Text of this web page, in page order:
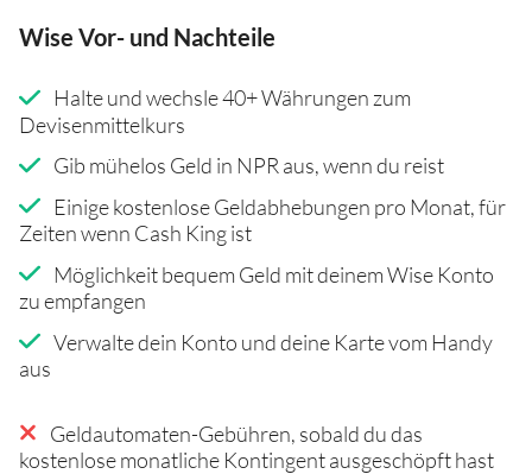
Wise Vor- und Nachteile
Halte und wechsle 40+ Währungen zum
Devisenmittelkurs
Gib mühelos Geld in NPR aus, wenn du reist
Einige kostenlose Geldabhebungen pro Monat, für
Zeiten wenn Cash King ist
Möglichkeit bequem Geld mit deinem Wise Konto
zu empfangen
Verwalte dein Konto und deine Karte vom Handy
aus
Geldautomaten-Gebühren, sobald du das
kostenlose monatliche Kontingent ausgeschöpft hast